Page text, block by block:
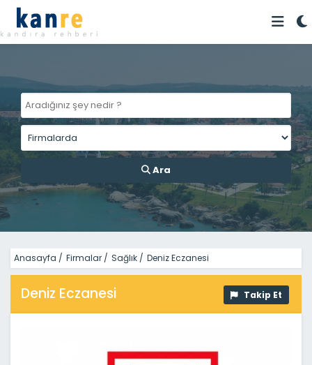
Ara
Anasayfa / Firmalar / Sağlık / Deniz Eczanesi
Deniz Eczanesi Takip Et